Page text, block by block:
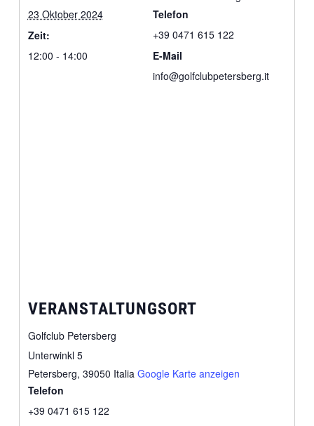
23 Oktober 2024
Zeit:
12:00 - 14:00
Telefon
+39 0471 615 122
E-Mail
info@golfclubpetersberg.it
VERANSTALTUNGSORT
Golfclub Petersberg
Unterwinkl 5
Petersberg, 39050 Italia Google Karte anzeigen
Telefon
+39 0471 615 122